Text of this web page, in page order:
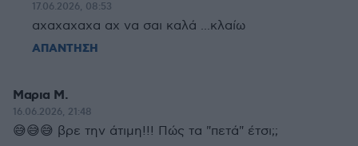
17.06.2026, 08:53
αχαχαχαχα αχ να σαι καλά ...κλαίω
ΑΠΑΝΤΗΣΗ
Μαρια Μ.
16.06.2026, 21:48
😅😅😅 βρε την άτιμη!!! Πώς τα "πετά" έτσι;;